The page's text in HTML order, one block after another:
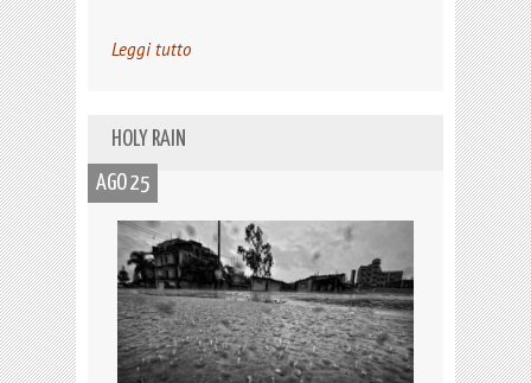
Leggi tutto
HOLY RAIN
AGO 25